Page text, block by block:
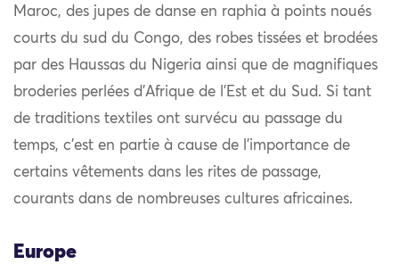
Maroc, des jupes de danse en raphia à points noués
courts du sud du Congo, des robes tissées et brodées
par des Haussas du Nigeria ainsi que de magnifiques
broderies perlées d’Afrique de l’Est et du Sud. Si tant
de traditions textiles ont survécu au passage du
temps, c’est en partie à cause de l’importance de
certains vêtements dans les rites de passage,
courants dans de nombreuses cultures africaines.
Europe